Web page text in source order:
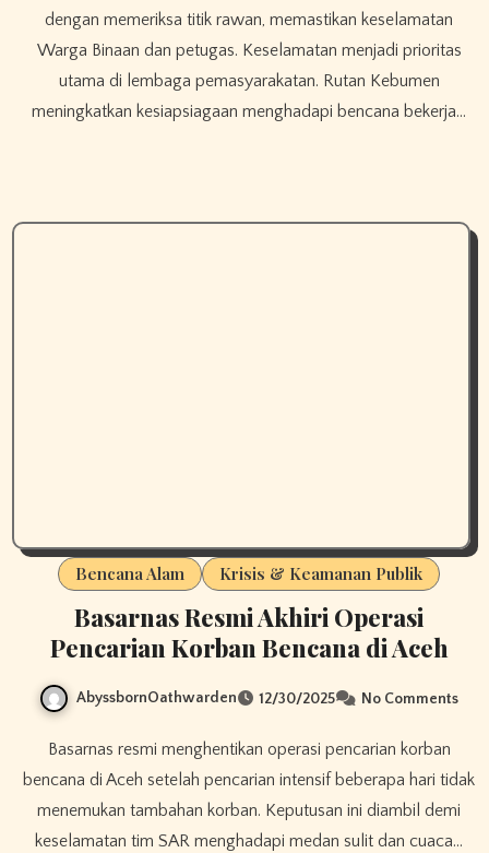
dengan memeriksa titik rawan, memastikan keselamatan
Warga Binaan dan petugas. Keselamatan menjadi prioritas
utama di lembaga pemasyarakatan. Rutan Kebumen
meningkatkan kesiapsiagaan menghadapi bencana bekerja…
Bencana Alam Krisis & Keamanan Publik
Basarnas Resmi Akhiri Operasi
Pencarian Korban Bencana di Aceh
AbyssbornOathwarden 12/30/2025 No Comments
Basarnas resmi menghentikan operasi pencarian korban
bencana di Aceh setelah pencarian intensif beberapa hari tidak
menemukan tambahan korban. Keputusan ini diambil demi
keselamatan tim SAR menghadapi medan sulit dan cuaca…